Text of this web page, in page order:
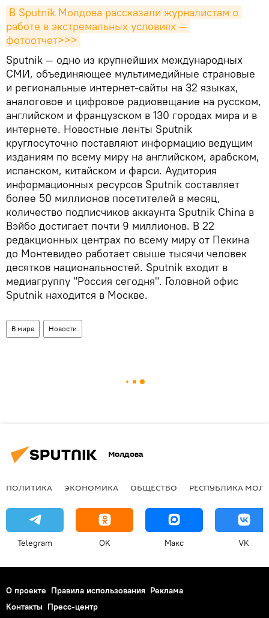
В Sputnik Молдова рассказали журналистам о
работе в экстремальных условиях —
фотоотчет>>>
Sputnik — одно из крупнейших международных
СМИ, объединяющее мультимедийные страновые
и региональные интернет-сайты на 32 языках,
аналоговое и цифровое радиовещание на русском,
английском и французском в 130 городах мира и в
интернете. Новостные ленты Sputnik
круглосуточно поставляют информацию ведущим
изданиям по всему миру на английском, арабском,
испанском, китайском и фарси. Аудитория
информационных ресурсов Sputnik составляет
более 50 миллионов посетителей в месяц,
количество подписчиков аккаунта Sputnik China в
Вэйбо достигает почти 9 миллионов. В 22
редакционных центрах по всему миру от Пекина
до Монтевидео работает свыше тысячи человек
десятков национальностей. Sputnik входит в
медиагруппу "Россия сегодня". Головной офис
Sputnik находится в Москве.
В мире Новости
Молдова
ПОЛИТИКА ЭКОНОМИКА ОБЩЕСТВО РЕСПУБЛИКА
Telegram OK Макс VK
О проекте Правила использования Реклама
Контакты Пресс-центр